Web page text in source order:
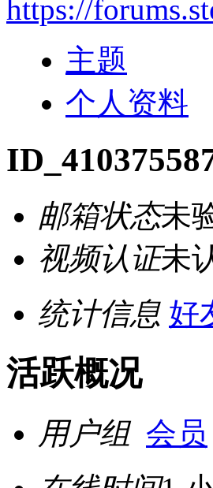
https://
主题
个人资料
邮箱状态未
视频认证未
统计信息 好
活跃概况
用户组 会员